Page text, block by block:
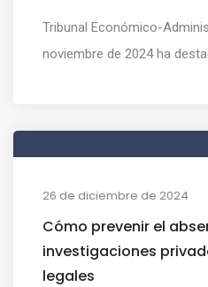
Tribunal Económico-
noviembre de 2024 ha
26 de diciembre de 2024
Cómo prevenir el
investigaciones
legales